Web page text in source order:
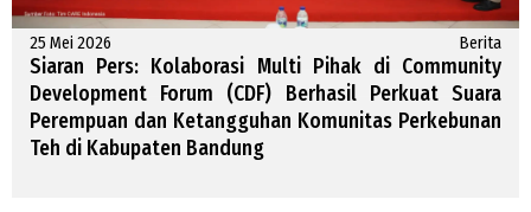
25 Mei 2026 Berita
Siaran Pers: Kolaborasi Multi Pihak di Community
Development Forum (CDF) Berhasil Perkuat Suara
Perempuan dan Ketangguhan Komunitas Perkebunan
Teh di Kabupaten Bandung